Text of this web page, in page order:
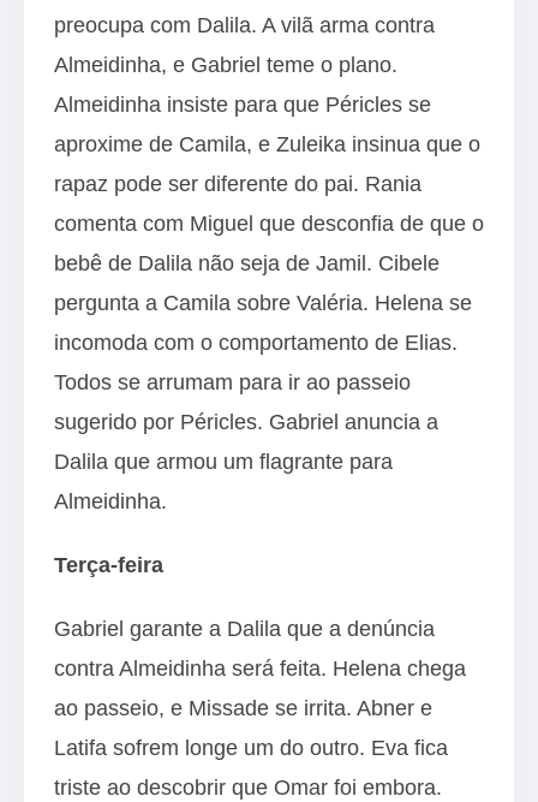
preocupa com Dalila. A vilã arma contra
Almeidinha, e Gabriel teme o plano.
Almeidinha insiste para que Péricles se
aproxime de Camila, e Zuleika insinua que o
rapaz pode ser diferente do pai. Rania
comenta com Miguel que desconfia de que o
bebê de Dalila não seja de Jamil. Cibele
pergunta a Camila sobre Valéria. Helena se
incomoda com o comportamento de Elias.
Todos se arrumam para ir ao passeio
sugerido por Péricles. Gabriel anuncia a
Dalila que armou um flagrante para
Almeidinha.
Terça-feira
Gabriel garante a Dalila que a denúncia
contra Almeidinha será feita. Helena chega
ao passeio, e Missade se irrita. Abner e
Latifa sofrem longe um do outro. Eva fica
triste ao descobrir que Omar foi embora.